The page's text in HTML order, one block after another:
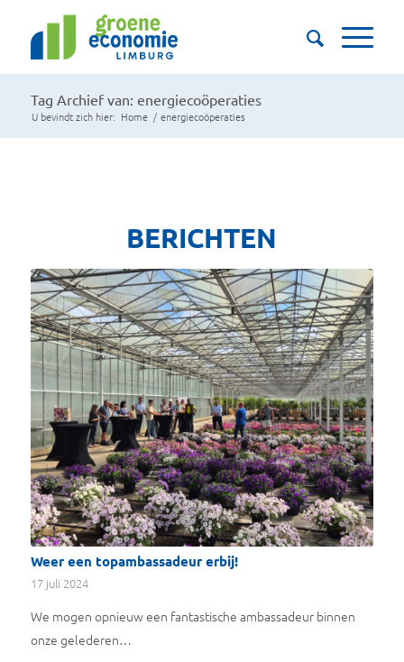
Tag Archief van: energiecoöperaties
U bevindt zich hier: Home / energiecoöperaties
BERICHTEN
Weer een topambassadeur erbij!
17 juli 2024
We mogen opnieuw een fantastische ambassadeur binnen
onze gelederen…